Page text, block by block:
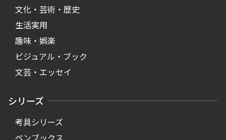
文化・芸術・歴史
生活実用
趣味・娯楽
ビジュアル・ブック
文芸・エッセイ
シリーズ
考具シリーズ
ペンブックス